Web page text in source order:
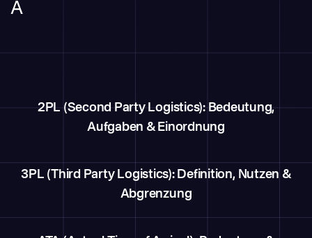
A
2PL (Second Party Logistics): Bedeutung,
Aufgaben & Einordnung
3PL (Third Party Logistics): Definition, Nutzen &
Abgrenzung